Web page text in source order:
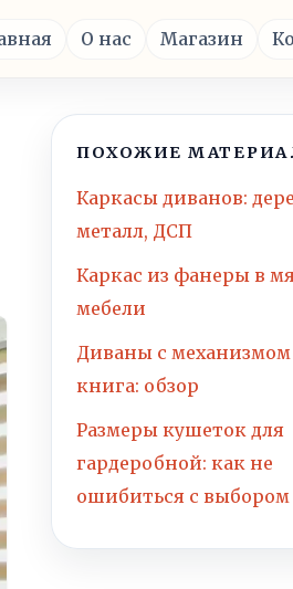
О нас Магазин
ПОХОЖИЕ
Каркасы диванов:
металл, ДСП
Каркас из фанеры в
мебели
Диваны с механизмом
книга: обзор
Размеры кушеток для
гардеробной: как не
ошибиться с выбором